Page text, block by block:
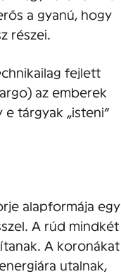
a gyanú, hogy
részei.
fejlett
az emberek
tárgyak „isteni”
alapformája egy
A rúd mindkét
A koronákat
utalnak,